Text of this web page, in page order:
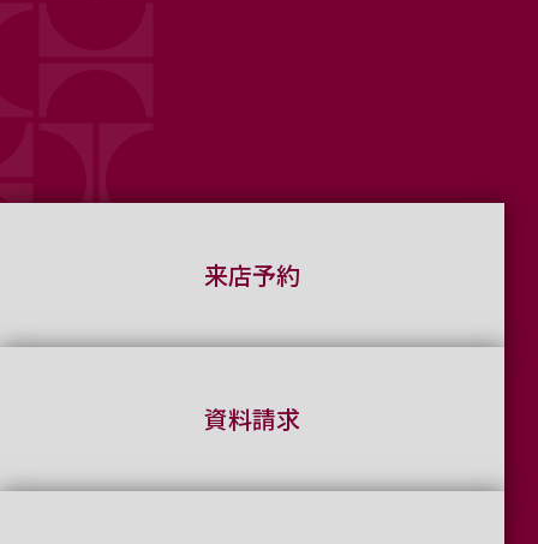
来店予約
資料請求